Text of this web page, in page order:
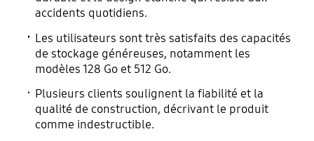
accidents quotidiens.
Les utilisateurs sont très satisfaits des capacités
de stockage généreuses, notamment les
modèles 128 Go et 512 Go.
Plusieurs clients soulignent la fiabilité et la
qualité de construction, décrivant le produit
comme indestructible.